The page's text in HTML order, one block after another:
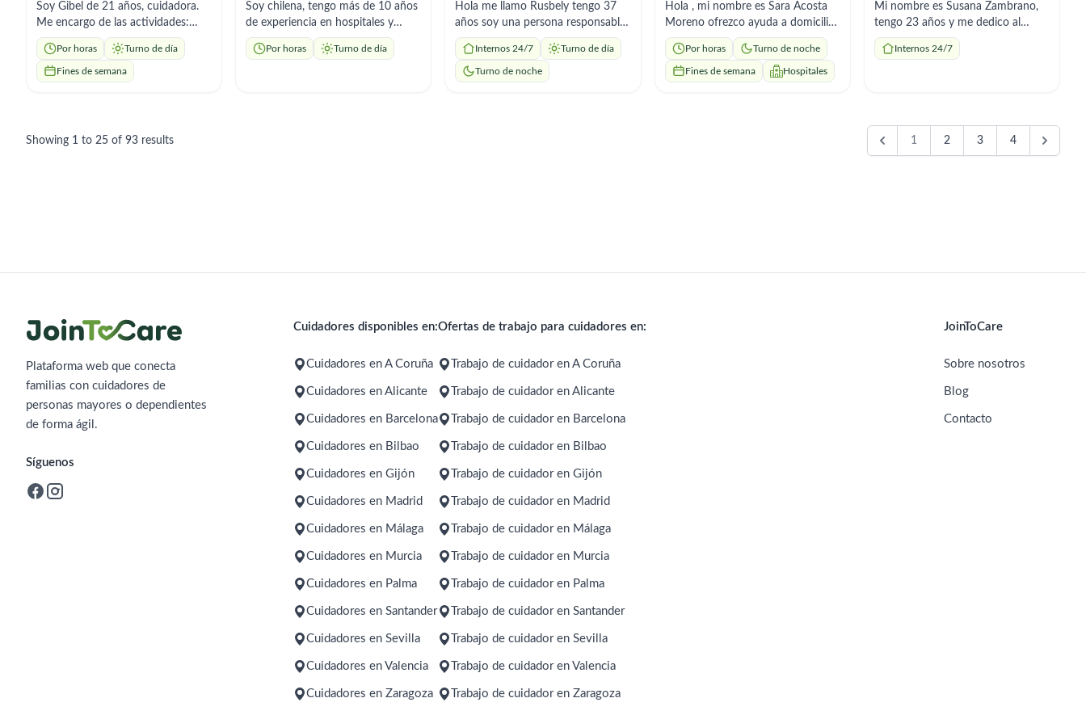
Soy Gibel de 21 años, cuidadora.
Me encargo de las actividades:
higiene personal, preparación de
comidas adaptadas, control de
citas médicas y medicamentos. Soy
personas diabéticas y Alzheimer).
Por horas Turno de día
Fines de semana
Soy chilena, tengo más de 10 años
de experiencia en hospitales y
centros de salud primaria en Chile.
Me dedico al cuidado de personas
Por horas Turno de día
Hola me llamo Rusbely tengo 37
años soy una persona responsable,
puntual, respetuosa y organizada
con vocación para el cuidado de
adultos mayores. Brindo apoyo en
Internos 24/7 Turno de día
Turno de noche
Hola , mi nombre es Sara Acosta
Moreno ofrezco ayuda a domicilio
de acompañamiento, tareas del
hogar , preparación de comidas y
administración de medicamentos
Por horas Turno de noche
Fines de semana Hospitales
Mi nombre es Susana Zambrano,
tengo 23 años y me dedico al
cuidado y acompañamiento de
personas mayores. Soy
Internos 24/7
Showing 1 to 25 of 93 results 1 2 3 4
Plataforma web que conecta
familias con cuidadores de
personas mayores o dependientes
de forma ágil.
Síguenos
Cuidadores disponibles en:
Cuidadores en A Coruña
Cuidadores en Alicante
Cuidadores en Barcelona
Cuidadores en Bilbao
Cuidadores en Gijón
Cuidadores en Madrid
Cuidadores en Málaga
Cuidadores en Murcia
Cuidadores en Palma
Cuidadores en Santander
Cuidadores en Sevilla
Cuidadores en Valencia
Cuidadores en Zaragoza
Ofertas de trabajo para cuidadores en:
Trabajo de cuidador en A Coruña
Trabajo de cuidador en Alicante
Trabajo de cuidador en Barcelona
Trabajo de cuidador en Bilbao
Trabajo de cuidador en Gijón
Trabajo de cuidador en Madrid
Trabajo de cuidador en Málaga
Trabajo de cuidador en Murcia
Trabajo de cuidador en Palma
Trabajo de cuidador en Santander
Trabajo de cuidador en Sevilla
Trabajo de cuidador en Valencia
Trabajo de cuidador en Zaragoza
JoinToCare
Sobre nosotros
Blog
Contacto